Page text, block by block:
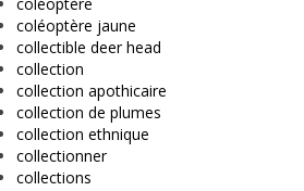
coléoptère jaune
collectible deer head
collection
collection apothicaire
collection de plumes
collection ethnique
collectionner
collections